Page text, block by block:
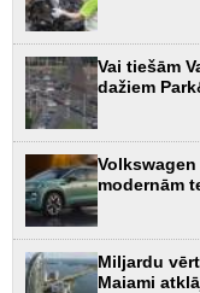
Vai tiešām
dažiem
modernām
Miljardu
Maiami